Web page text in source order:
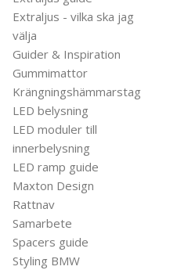
Extraljus - vilka ska jag
välja
Guider & Inspiration
Gummimattor
Krängningshämmarstag
LED belysning
LED moduler till
innerbelysning
LED ramp guide
Maxton Design
Rattnav
Samarbete
Spacers guide
Styling BMW